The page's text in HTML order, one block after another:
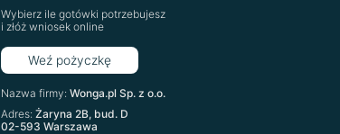
Wybierz ile gotówki potrzebujesz
i złóż wniosek online
Weź pożyczkę
Nazwa firmy: Wonga.pl Sp. z o.o.
Adres: Żaryna 2B, bud. D
02-593 Warszawa